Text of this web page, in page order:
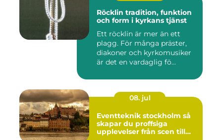
Röcklin tradition, funktion
och form i kyrkans tjänst
Ett röcklin är mer än ett
plagg. För många präster,
diakoner och kyrkomusiker
är det en vardaglig fö...
08. jul
Eventteknik stockholm så
skapar du proffsiga
upplevelser från scen till